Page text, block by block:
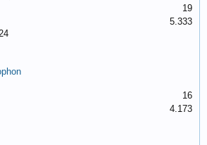
19
5.333
16
4.173